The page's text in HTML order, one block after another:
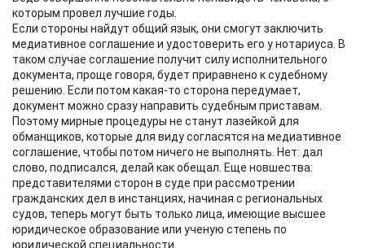
которым провел лучшие годы.
Если стороны найдут общий язык, они смогут заключить
медиативное соглашение и удостоверить его у нотариуса. В
таком случае соглашение получит силу исполнительного
документа, проще говоря, будет приравнено к судебному
решению. Если потом какая-то сторона передумает,
документ можно сразу направить судебным приставам.
Поэтому мирные процедуры не станут лазейкой для
обманщиков, которые для виду согласятся на медиативное
соглашение, чтобы потом ничего не выполнять. Нет: дал
слово, подписался, делай как обещал. Еще новшества:
представителями сторон в суде при рассмотрении
гражданских дел в инстанциях, начиная с региональных
судов, теперь могут быть только лица, имеющие высшее
юридическое образование или ученую степень по
юридической специальности.